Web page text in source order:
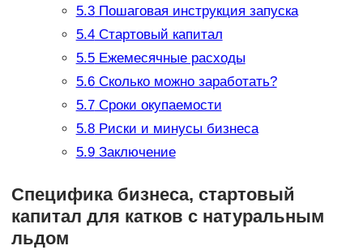
5.3Пошаговая инструкция запуска
5.4Стартовый капитал
5.5Ежемесячные расходы
5.6Сколько можно заработать?
5.7Сроки окупаемости
5.8Риски и минусы бизнеса
5.9Заключение
Специфика бизнеса, стартовый
капитал для катков с натуральным
льдом